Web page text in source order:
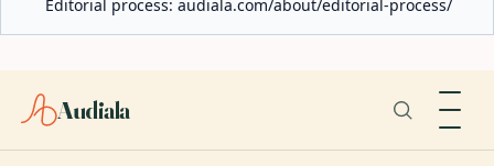
Editorial process: audiala.com/about/editorial-process/
Audiala